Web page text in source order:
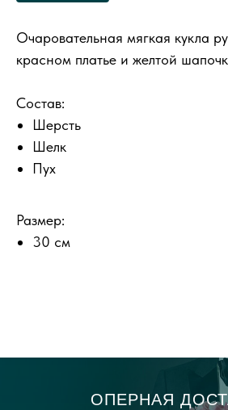
Очаровательная мягкая кукла
красном платье и желтой
Состав:
Шерсть
Шелк
Пух
Размер:
30 см
ОПЕРНАЯ